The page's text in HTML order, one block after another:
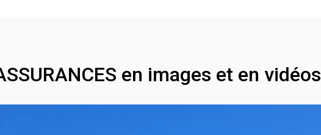
en images et en vidéos